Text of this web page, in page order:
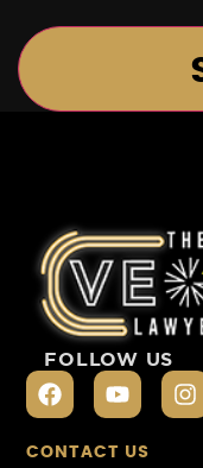
FOLLOW US
CONTACT US